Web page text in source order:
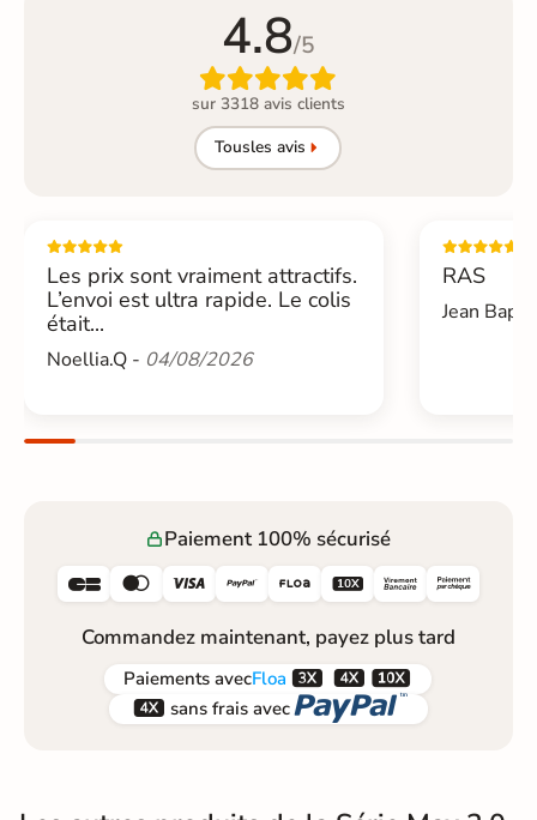
4.8/5

sur 3318 avis clients
Tousles avis
Les prix sont vraiment attractifs.
L’envoi est ultra rapide. Le colis
était...
Noellia.Q - 04/08/2026
RAS
Jean
Paiement 100% sécurisé
     
Commandez maintenant, payez plus tard
Paiements avecFloa  
 sans frais avec 